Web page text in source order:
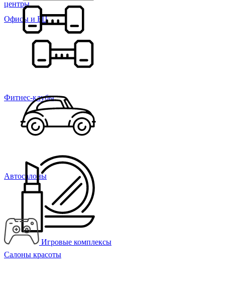
центры
Офисы и БЦ
Фитнес-клубы
Автосалоны
Салоны красоты
Игровые комплексы